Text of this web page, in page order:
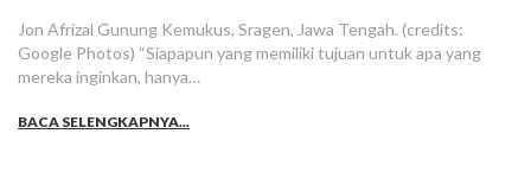
Jon Afrizal Gunung Kemukus, Sragen, Jawa Tengah. (credits:
Google Photos) “Siapapun yang memiliki tujuan untuk apa yang
mereka inginkan, hanya…
BACA SELENGKAPNYA...